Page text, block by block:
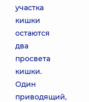
участка
кишки
остаются
два
просвета
кишки.
Один
приводящий,